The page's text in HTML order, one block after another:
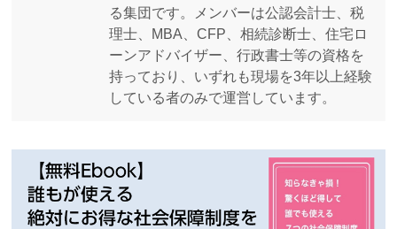
る集団です。メンバーは公認会計士、税
理士、MBA、CFP、相続診断士、住宅ロ
ーンアドバイザー、行政書士等の資格を
持っており、いずれも現場を3年以上経験
している者のみで運営しています。